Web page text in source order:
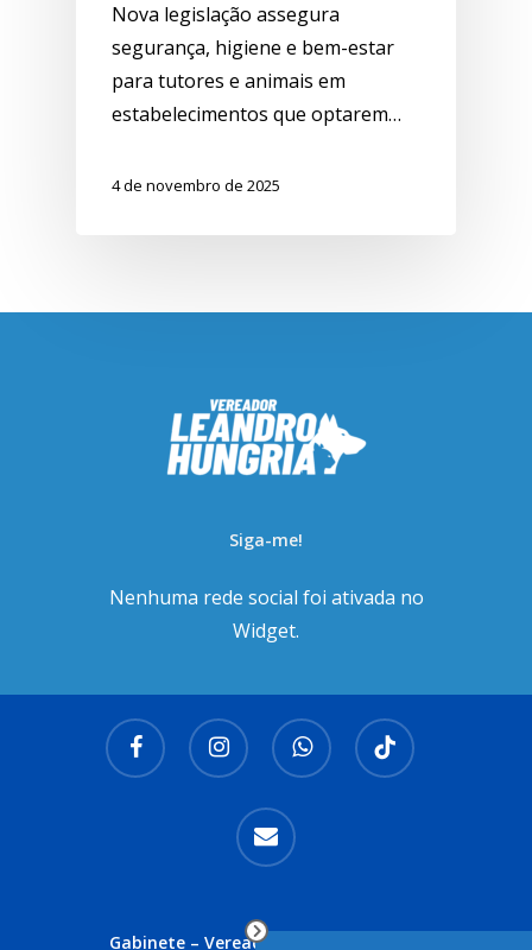
Nova legislação assegura
segurança, higiene e bem-estar
para tutores e animais em
estabelecimentos que optarem…
4 de novembro de 2025
Siga-me!
Nenhuma rede social foi ativada no
Widget.
facebook instagram whatsapp tiktok
email
Gabinete – Vereador Leandro Hungria